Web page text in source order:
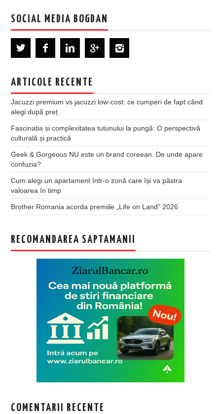
SOCIAL MEDIA BOGDAN
ARTICOLE RECENTE
Jacuzzi premium vs jacuzzi low-cost: ce cumperi de fapt când
alegi după preț
Fascinația și complexitatea tutunului la pungă: O perspectivă
culturală și practică
Geek & Gorgeous NU este un brand coreean. De unde apare
confuzia?
Cum alegi un apartament într-o zonă care își va păstra
valoarea în timp
Brother Romania acorda premiile „Life on Land” 2026
RECOMANDAREA SAPTAMANII
COMENTARII RECENTE